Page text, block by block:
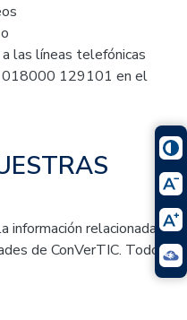
o
las líneas telefónicas
129101 en el
información relacionada
de ConVerTIC. Todos